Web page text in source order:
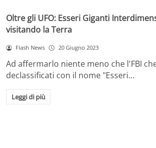
Oltre gli UFO: Esseri Giganti
visitando la Terra
Flash News 20 Giugno 2023
Ad affermarlo niente meno che l'FBI
declassificati con il nome "Esseri…
Leggi di più